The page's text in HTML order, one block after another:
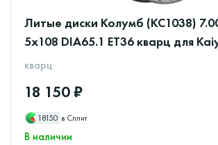
Литые диски Колумб (КС1038)
5x108 DIA65.1 ET36 кварц для
кварц
18 150 ₽
18150 в Сплит
В наличии